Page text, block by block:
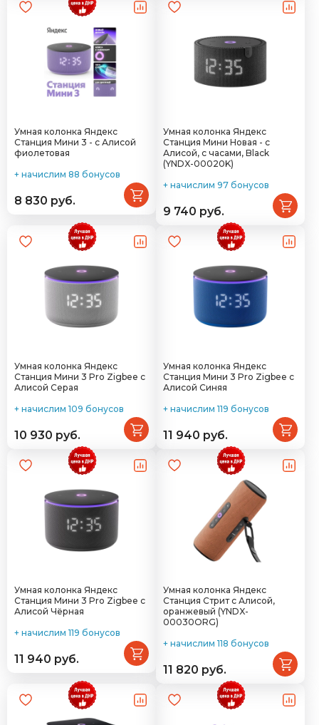
Умная колонка Яндекс
Станция Мини 3 - с Алисой
фиолетовая
+ начислим 88 бонусов
8 830 руб.
Умная колонка Яндекс
Станция Мини Новая - с
Алисой, с часами, Black
(YNDX-00020K)
+ начислим 97 бонусов
9 740 руб.
Умная колонка Яндекс
Станция Мини 3 Pro Zigbee с
Алисой Серая
+ начислим 109 бонусов
10 930 руб.
Умная колонка Яндекс
Станция Мини 3 Pro Zigbee с
Алисой Синяя
+ начислим 119 бонусов
11 940 руб.
Умная колонка Яндекс
Станция Мини 3 Pro Zigbee с
Алисой Чёрная
+ начислим 119 бонусов
11 940 руб.
Умная колонка Яндекс
Станция Стрит с Алисой,
оранжевый (YNDX-
00030ORG)
+ начислим 118 бонусов
11 820 руб.